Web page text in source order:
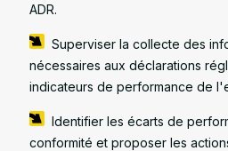
ADR.
Superviser la collecte des
nécessaires aux déclarations
indicateurs de performance de
Identifier les écarts de
conformité et proposer les